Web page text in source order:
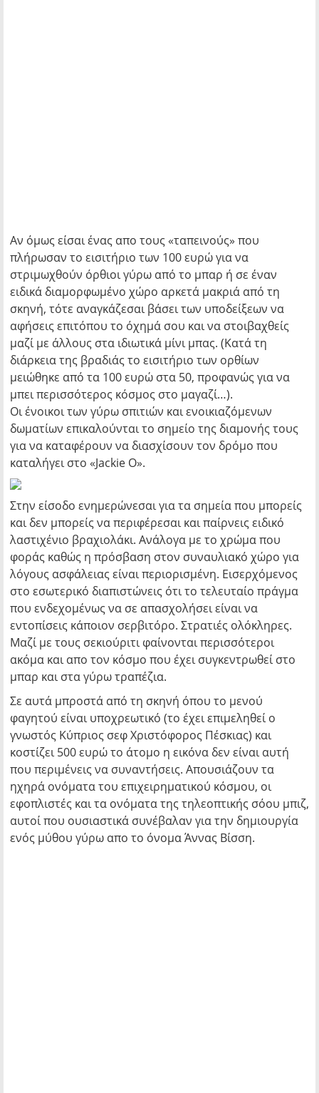
Αν όμως είσαι ένας απο τους «ταπεινούς» που
πλήρωσαν το εισιτήριο των 100 ευρώ για να
στριμωχθούν όρθιοι γύρω από το μπαρ ή σε έναν
ειδικά διαμορφωμένο χώρο αρκετά μακριά από τη
σκηνή, τότε αναγκάζεσαι βάσει των υποδείξεων να
αφήσεις επιτόπου το όχημά σου και να στοιβαχθείς
μαζί με άλλους στα ιδιωτικά μίνι μπας. (Κατά τη
διάρκεια της βραδιάς το εισιτήριο των ορθίων
μειώθηκε από τα 100 ευρώ στα 50, προφανώς για να
μπει περισσότερος κόσμος στο μαγαζί…).
Οι ένοικοι των γύρω σπιτιών και ενοικιαζόμενων
δωματίων επικαλούνται το σημείο της διαμονής τους
για να καταφέρουν να διασχίσουν τον δρόμο που
καταλήγει στο «Jackie O».
Στην είσοδο ενημερώνεσαι για τα σημεία που μπορείς
και δεν μπορείς να περιφέρεσαι και παίρνεις ειδικό
λαστιχένιο βραχιολάκι. Ανάλογα με το χρώμα που
φοράς καθώς η πρόσβαση στον συναυλιακό χώρο για
λόγους ασφάλειας είναι περιορισμένη. Εισερχόμενος
στο εσωτερικό διαπιστώνεις ότι το τελευταίο πράγμα
που ενδεχομένως να σε απασχολήσει είναι να
εντοπίσεις κάποιον σερβιτόρο. Στρατιές ολόκληρες.
Μαζί με τους σεκιούριτι φαίνονται περισσότεροι
ακόμα και απο τον κόσμο που έχει συγκεντρωθεί στο
μπαρ και στα γύρω τραπέζια.
Σε αυτά μπροστά από τη σκηνή όπου το μενού
φαγητού είναι υποχρεωτικό (το έχει επιμεληθεί ο
γνωστός Κύπριος σεφ Χριστόφορος Πέσκιας) και
κοστίζει 500 ευρώ το άτομο η εικόνα δεν είναι αυτή
που περιμένεις να συναντήσεις. Απουσιάζουν τα
ηχηρά ονόματα του επιχειρηματικού κόσμου, οι
εφοπλιστές και τα ονόματα της τηλεοπτικής σόου μπιζ,
αυτοί που ουσιαστικά συνέβαλαν για την δημιουργία
ενός μύθου γύρω απο το όνομα Άννας Βίσση.